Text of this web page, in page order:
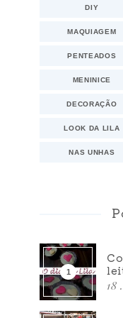
DIY
MAQUIAGEM
PENTEADOS
MENINICE
DECORAÇÃO
LOOK DA LILA
NAS UNHAS
18